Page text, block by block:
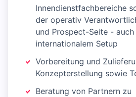
Innendienstfachbereiche
der operativ
und Prospect-Seite -
internationalem Setup
Vorbereitung und
Konzepterstellung sowie
Beratung von Partnern zu